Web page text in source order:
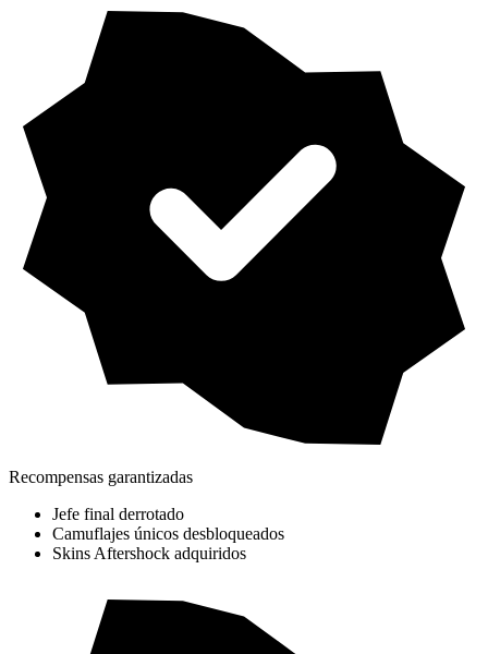
Recompensas garantizadas
Jefe final derrotado
Camuflajes únicos desbloqueados
Skins Aftershock adquiridos